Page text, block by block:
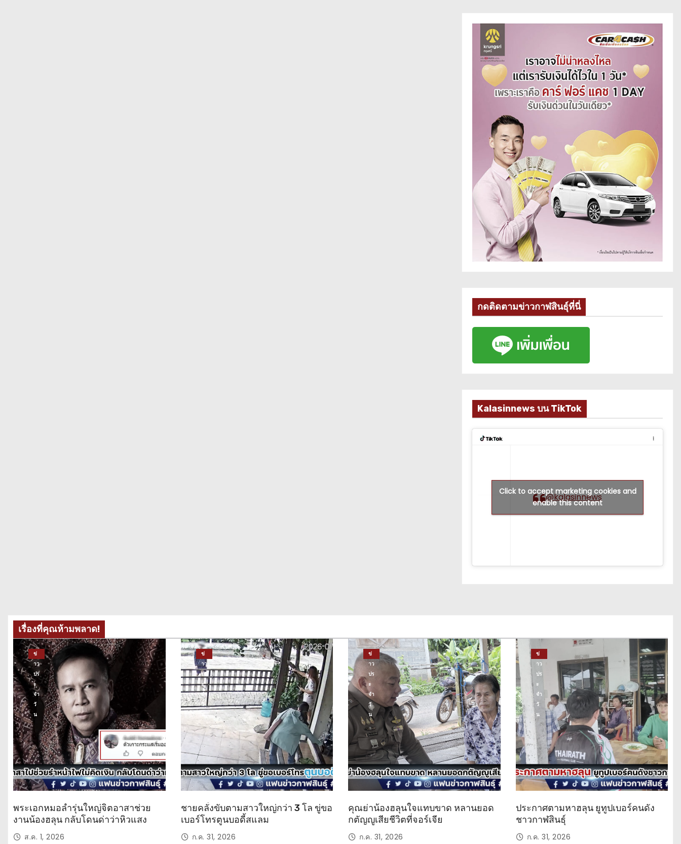
กดติดตามข่าวกาฬสินธุ์ที่นี่
Kalasinnews บน TikTok
@kalasinnews
Click to accept marketing cookies and
enable this content
เรื่องที่คุณห้ามพลาด!
ข่
าว
ปร
ะ
จำ
วั
น
พระเอกหมอลำรุ่นใหญ่จิตอาสาช่วย
งานน้องฮลุน กลับโดนด่าว่าหิวแสง
ส.ค. 1, 2026
ข่
าว
ปร
ะ
จำ
วั
ชายคลั่งขับตามสาวใหญ่กว่า 3 โล ขู่ขอ
เบอร์โทรตูนบอดี้สแลม
ก.ค. 31, 2026
ข่
าว
ปร
ะ
จำ
วั
น
คุณย่าน้องฮลุนใจแทบขาด หลานยอด
กตัญญูเสียชีวิตที่จอร์เจีย
ก.ค. 31, 2026
ข่
าว
ปร
ะ
จำ
วั
น
ประกาศตามหาฮลุน ยูทูปเบอร์คนดัง
ชาวกาฬสินธุ์
ก.ค. 31, 2026